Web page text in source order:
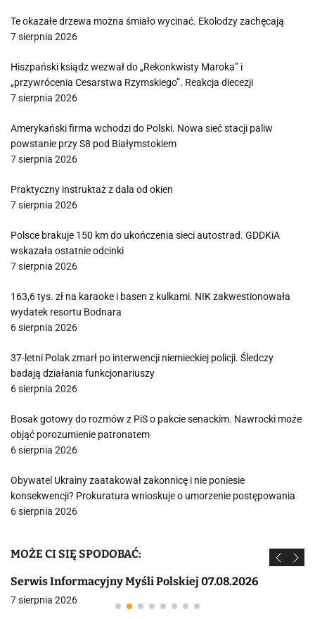
Te okazałe drzewa można śmiało wycinać. Ekolodzy zachęcają
7 sierpnia 2026
Hiszpański ksiądz wezwał do „Rekonkwisty Maroka” i
„przywrócenia Cesarstwa Rzymskiego”. Reakcja diecezji
7 sierpnia 2026
Amerykański firma wchodzi do Polski. Nowa sieć stacji paliw
powstanie przy S8 pod Białymstokiem
7 sierpnia 2026
Praktyczny instruktaż z dala od okien
7 sierpnia 2026
Polsce brakuje 150 km do ukończenia sieci autostrad. GDDKiA
wskazała ostatnie odcinki
7 sierpnia 2026
163,6 tys. zł na karaoke i basen z kulkami. NIK zakwestionowała
wydatek resortu Bodnara
6 sierpnia 2026
37-letni Polak zmarł po interwencji niemieckiej policji. Śledczy
badają działania funkcjonariuszy
6 sierpnia 2026
Bosak gotowy do rozmów z PiS o pakcie senackim. Nawrocki może
objąć porozumienie patronatem
6 sierpnia 2026
Obywatel Ukrainy zaatakował zakonnicę i nie poniesie
konsekwencji? Prokuratura wnioskuje o umorzenie postępowania
6 sierpnia 2026
MOŻE CI SIĘ SPODOBAĆ:
Serwis Informacyjny Myśli Polskiej 07.08.2026
7 sierpnia 2026